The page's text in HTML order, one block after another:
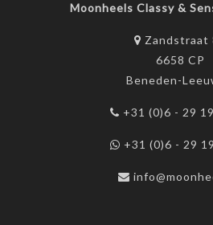
Moonheels Classy &
Zandstraat
6658 CP
Beneden-
+31 (0)6 - 29
+31 (0)6 - 29